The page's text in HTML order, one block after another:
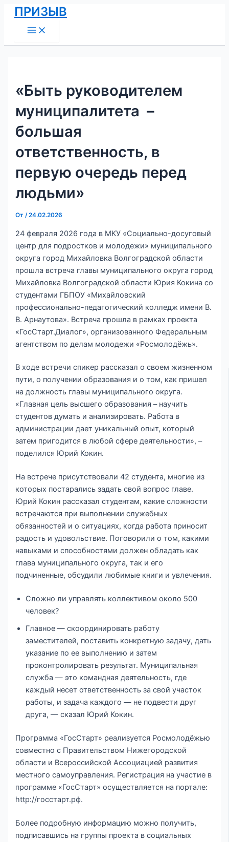
Перейти
содержимому
ПРИЗЫВ
Menu
«Быть руководителем
муниципалитета –
большая
ответственность, в
первую очередь перед
людьми»
От/24.02.2026
24 февраля 2026 года в МКУ «Социально-досуговый
центр для подростков и молодежи» муниципального
округа город Михайловка Волгоградской области
прошла встреча главы муниципального округа город
Михайловка Волгоградской области Юрия Кокина со
студентами ГБПОУ «Михайловский
профессионально-педагогический колледж имени В.
В. Арнаутова». Встреча прошла в рамках проекта
«ГосСтарт.Диалог», организованного Федеральным
агентством по делам молодежи «Росмолодёжь».
В ходе встречи спикер рассказал о своем жизненном
пути, о получении образования и о том, как пришел
на должность главы муниципального округа.
«Главная цель высшего образования – научить
студентов думать и анализировать. Работа в
администрации дает уникальный опыт, который
затем пригодится в любой сфере деятельности», –
поделился Юрий Кокин.
На встрече присутствовали 42 студента, многие из
которых постарались задать свой вопрос главе.
Юрий Кокин рассказал студентам, какие сложности
встречаются при выполнении служебных
обязанностей и о ситуациях, когда работа приносит
радость и удовольствие. Поговорили о том, какими
навыками и способностями должен обладать как
глава муниципального округа, так и его
подчиненные, обсудили любимые книги и увлечения.
Сложно ли управлять коллективом около 500
человек?
Главное — скоординировать работу
заместителей, поставить конкретную задачу, дать
указание по ее выполнению и затем
проконтролировать результат. Муниципальная
служба — это командная деятельность, где
каждый несет ответственность за свой участок
работы, и задача каждого — не подвести друг
друга, — сказал Юрий Кокин.
Программа «ГосСтарт» реализуется Росмолодёжью
совместно с Правительством Нижегородской
области и Всероссийской Ассоциацией развития
местного самоуправления. Регистрация на участие в
программе «ГосСтарт» осуществляется на портале:
http://госстарт.рф.
Более подробную информацию можно получить,
подписавшись на группы проекта в социальных
Навигация
по
записям